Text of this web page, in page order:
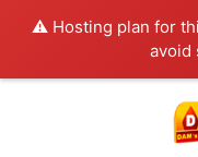
⚠️ Hosting plan for
avoid